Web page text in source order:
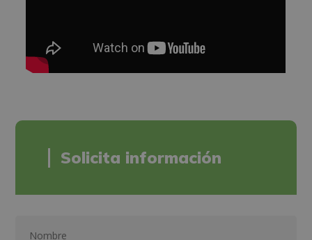
Solicita información